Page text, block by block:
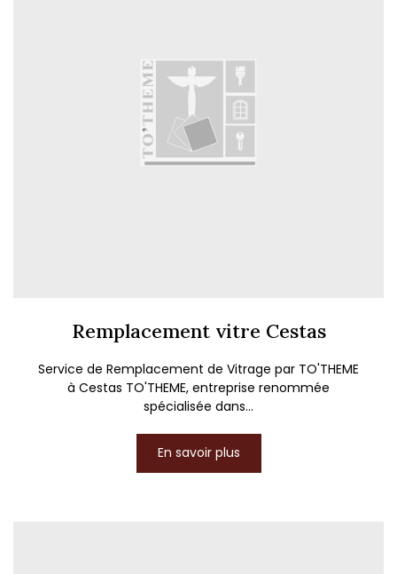
Remplacement vitre Cestas
Service de Remplacement de Vitrage par TO'THEME
à Cestas TO'THEME, entreprise renommée
spécialisée dans...
En savoir plus